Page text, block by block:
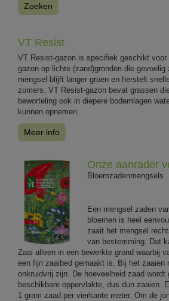
Zoeken
VT Resist
VT Resist-gazon is specifiek geschikt voor
gazon op lichte (zand)gronden die
mengsel blijft langer groen en herstelt
zomers. VT Resist-gazon bevat grassen
beworteling ook in diepere bodemlagen
kunnen opnemen.
Meer info
Onze aanrader
Bloemzadenmengsels
Een mengsel zaden
bloemen is heel
zaait het mengsel
van bestemming. Dat
Zaai alleen in een bewerkte grond waarbij
een fijn zaaibed gemaakt is. Bij het zaaien
onkruidvrij zijn. De hoeveelheid zaad wordt
beschikbare oppervlakte, dus dun zaaien.
1 gram zaad per vierkante meter. Om de